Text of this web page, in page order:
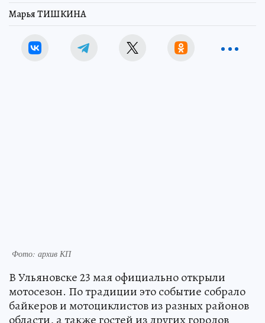
Марья ТИШКИНА
Фото: архив КП
В Ульяновске 23 мая официально открыли
мотосезон. По традиции это событие собрало
байкеров и мотоциклистов из разных районов
области, а также гостей из других городов